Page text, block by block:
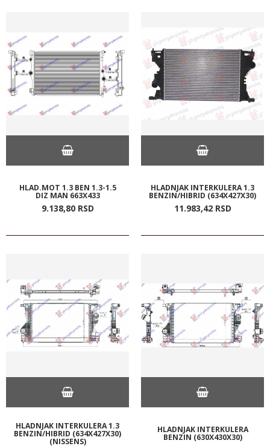
HLAD.MOT 1.3 BEN 1.3-1.5
DIZ MAN 663X433
9.138,80 RSD
HLADNJAK INTERKULERA 1.3
BENZIN/HIBRID (634X427X30)
11.983,42 RSD
HLADNJAK INTERKULERA 1.3
BENZIN/HIBRID (634X427X30)
(NISSENS)
HLADNJAK INTERKULERA
BENZIN (630X430X30)